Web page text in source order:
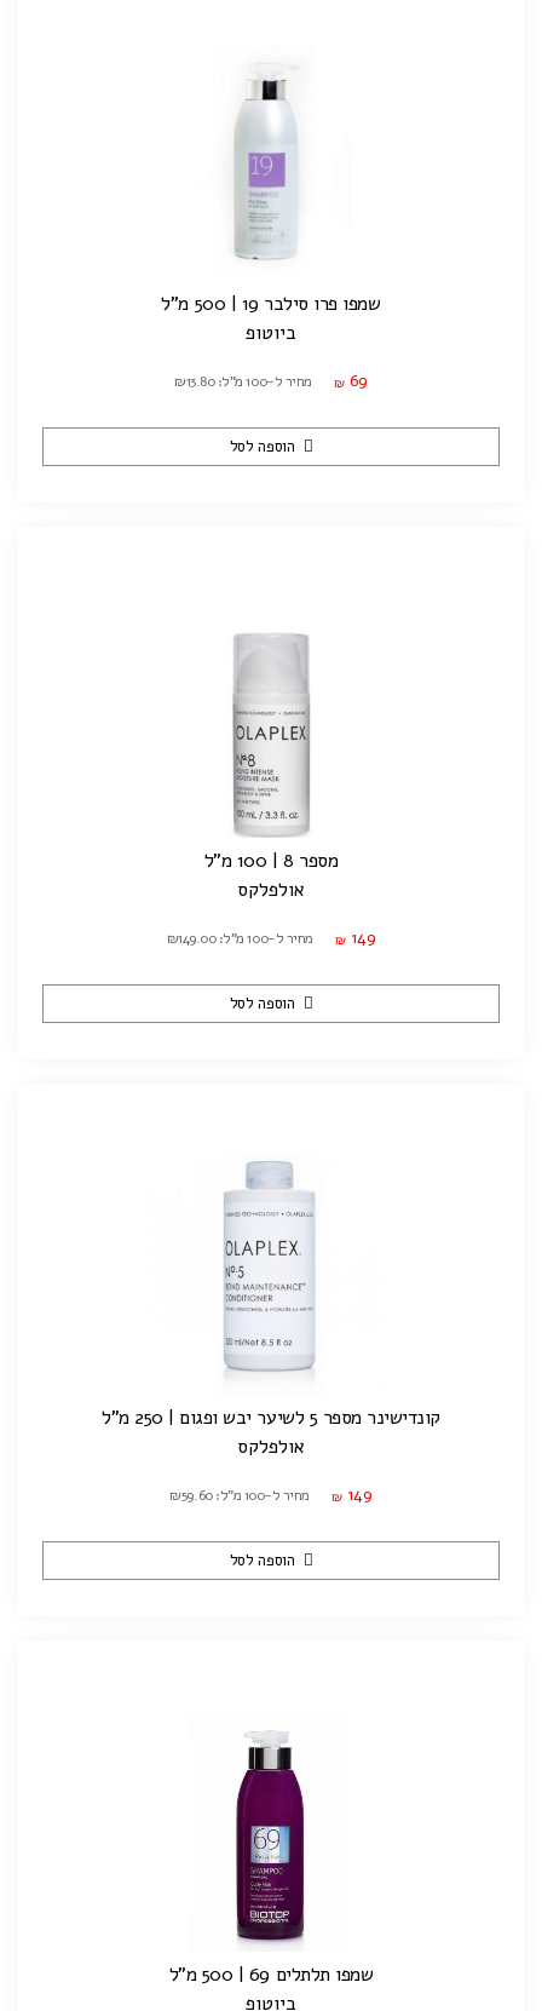
שמפו פרו סילבר 19 | 500 מ"ל
ביוטופ
₪ 69 מחיר ל-100 מ"ל: ₪13.80
הוספה לסל
מספר 8 | 100 מ"ל
אולפלקס
₪ 149 מחיר ל-100 מ"ל: ₪149.00
הוספה לסל
קונדישינר מספר 5 לשיער יבש ופגום | 250 מ"ל
אולפלקס
₪ 149 מחיר ל-100 מ"ל: ₪59.60
הוספה לסל
שמפו תלתלים 69 | 500 מ"ל
ביוטופ